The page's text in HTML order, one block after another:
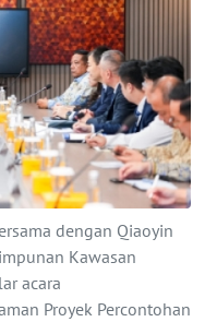
dengan Qiaoyin
Kawasan
acara
Proyek Percontohan